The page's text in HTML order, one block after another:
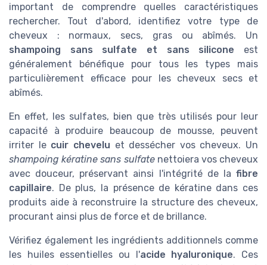
important de comprendre quelles caractéristiques
rechercher. Tout d'abord, identifiez votre type de
cheveux : normaux, secs, gras ou abîmés. Un
shampoing sans sulfate et sans silicone est
généralement bénéfique pour tous les types mais
particulièrement efficace pour les cheveux secs et
abîmés.
En effet, les sulfates, bien que très utilisés pour leur
capacité à produire beaucoup de mousse, peuvent
irriter le cuir chevelu et dessécher vos cheveux. Un
shampoing kératine sans sulfatenettoiera vos cheveux
avec douceur, préservant ainsi l'intégrité de la fibre
capillaire. De plus, la présence de kératine dans ces
produits aide à reconstruire la structure des cheveux,
procurant ainsi plus de force et de brillance.
Vérifiez également les ingrédients additionnels comme
les huiles essentielles ou l'acide hyaluronique. Ces